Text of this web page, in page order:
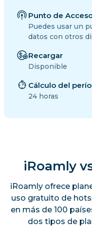
Punto de
Puedes usar un
datos con otros
Recargar
Disponible
Cálculo del
24 horas
iRoamly
iRoamly ofrece
uso gratuito de
en más de 100
dos tipos de